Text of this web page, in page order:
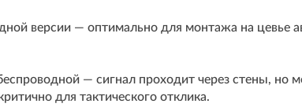
версии — оптимально для монтажа на цевье
— сигнал проходит через стены, но
для тактического отклика.